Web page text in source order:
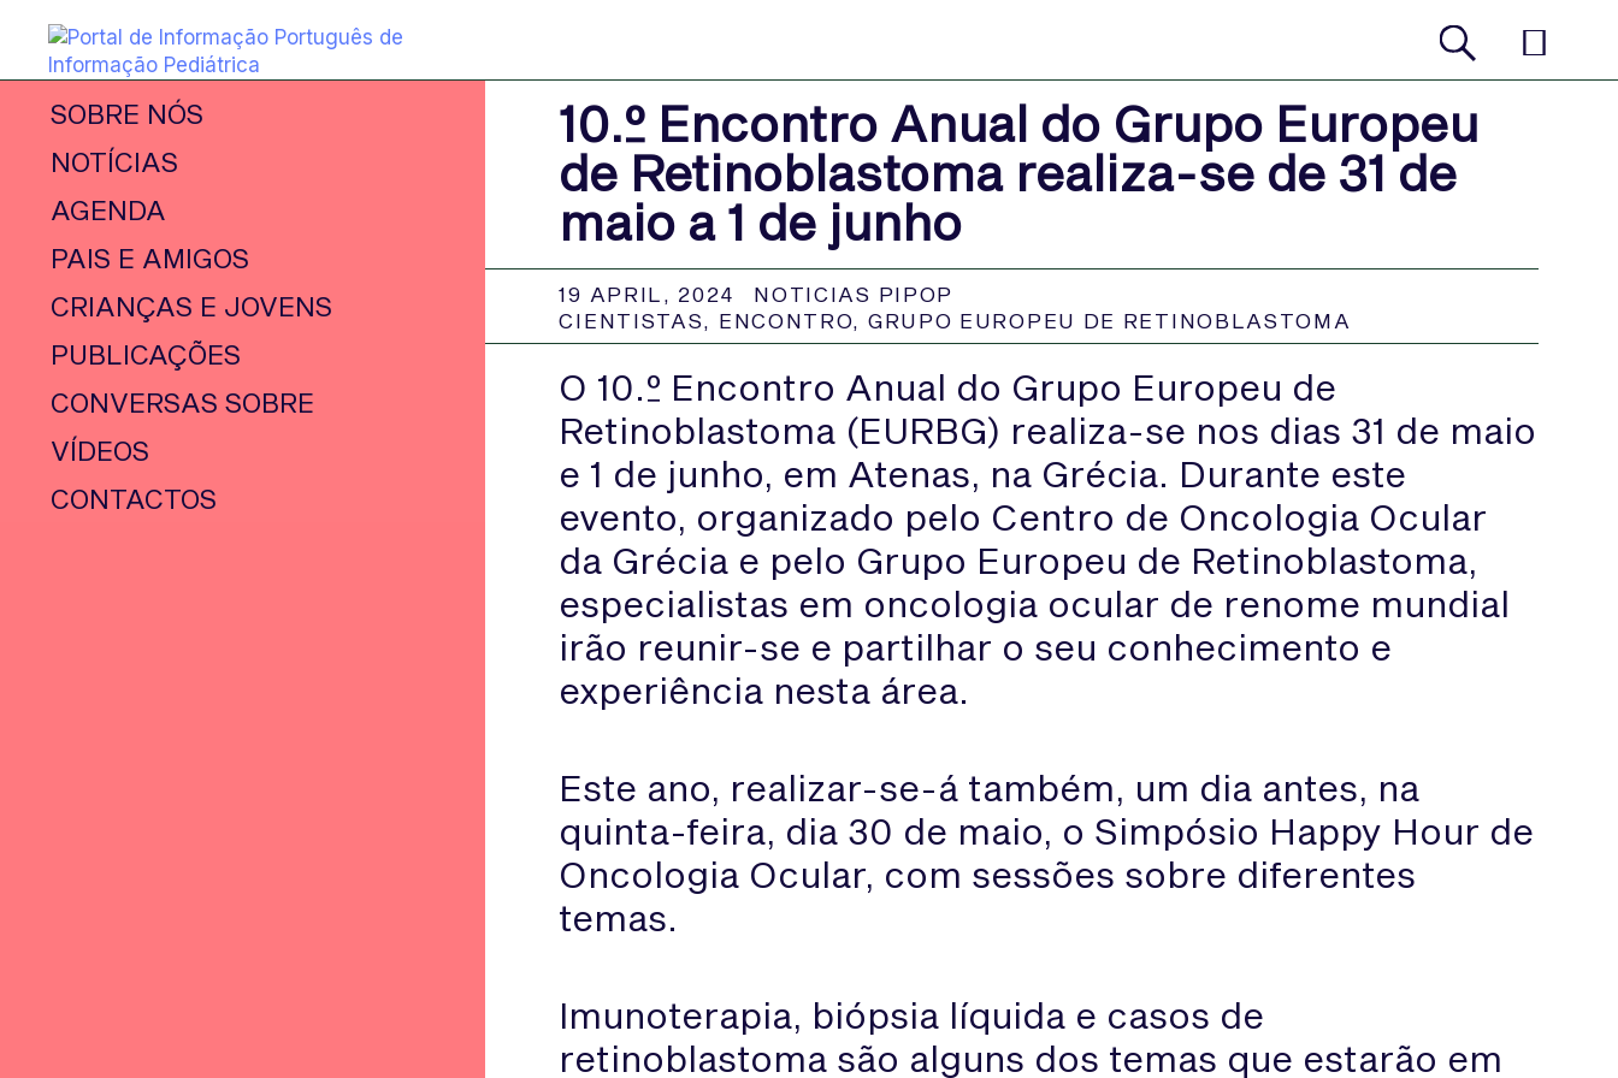
SOBRE NÓS
NOTÍCIAS
AGENDA
PAIS E AMIGOS
CRIANÇAS E JOVENS
PUBLICAÇÕES
CONVERSAS SOBRE
VÍDEOS
CONTACTOS
10.º Encontro Anual do Grupo Europeu
de Retinoblastoma realiza-se de 31 de
maio a 1 de junho
19 APRIL, 2024
NOTICIAS PIPOP
CIENTISTAS
ENCONTRO GRUPO EUROPEU DE RETINOBLASTOMA
O 10.º Encontro Anual do Grupo Europeu de
Retinoblastoma (EURBG) realiza-se nos dias 31 de maio
e 1 de junho, em Atenas, na Grécia. Durante este
evento, organizado pelo Centro de Oncologia Ocular
da Grécia e pelo Grupo Europeu de Retinoblastoma,
especialistas em oncologia ocular de renome mundial
irão reunir-se e partilhar o seu conhecimento e
experiência nesta área.
Este ano, realizar-se-á também, um dia antes, na
quinta-feira, dia 30 de maio, o Simpósio Happy Hour de
Oncologia Ocular, com sessões sobre diferentes
temas.
Imunoterapia, biópsia líquida e casos de
retinoblastoma são alguns dos temas que estarão em